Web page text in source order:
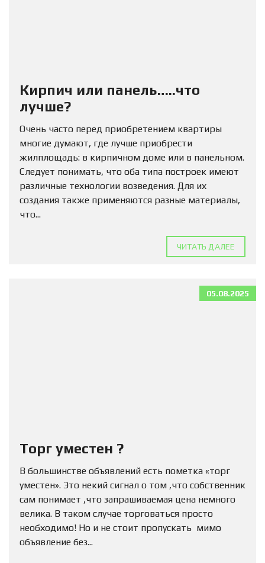
Кирпич или панель…..что
лучше?
Очень часто перед приобретением квартиры
многие думают, где лучше приобрести
жилплощадь: в кирпичном доме или в панельном.
Следует понимать, что оба типа построек имеют
различные технологии возведения. Для их
создания также применяются разные материалы,
что...
ЧИТАТЬ ДАЛЕЕ
05.08.2025
Торг уместен ?
В большинстве объявлений есть пометка «торг
уместен». Это некий сигнал о том ,что собственник
сам понимает ,что запрашиваемая цена немного
велика. В таком случае торговаться просто
необходимо! Но и не стоит пропускать мимо
объявление без...